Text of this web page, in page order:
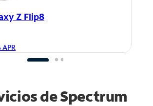
Z Flip8
de Spectrum